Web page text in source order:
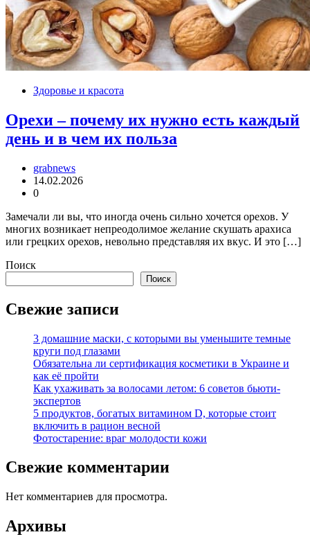
Здоровье и красота
Орехи – почему их нужно есть каждый
день и в чем их польза
grabnews
14.02.2026
0
Замечали ли вы, что иногда очень сильно хочется орехов. У
многих возникает непреодолимое желание скушать арахиса
или грецких орехов, невольно представляя их вкус. И это […]
Поиск
Поиск
Свежие записи
3 домашние маски, с которыми вы уменьшите темные
круги под глазами
Обязательна ли сертификация косметики в Украине и
как её пройти
Как ухаживать за волосами летом: 6 советов бьюти-
экспертов
5 продуктов, богатых витамином D, которые стоит
включить в рацион весной
Фотостарение: враг молодости кожи
Свежие комментарии
Нет комментариев для просмотра.
Архивы